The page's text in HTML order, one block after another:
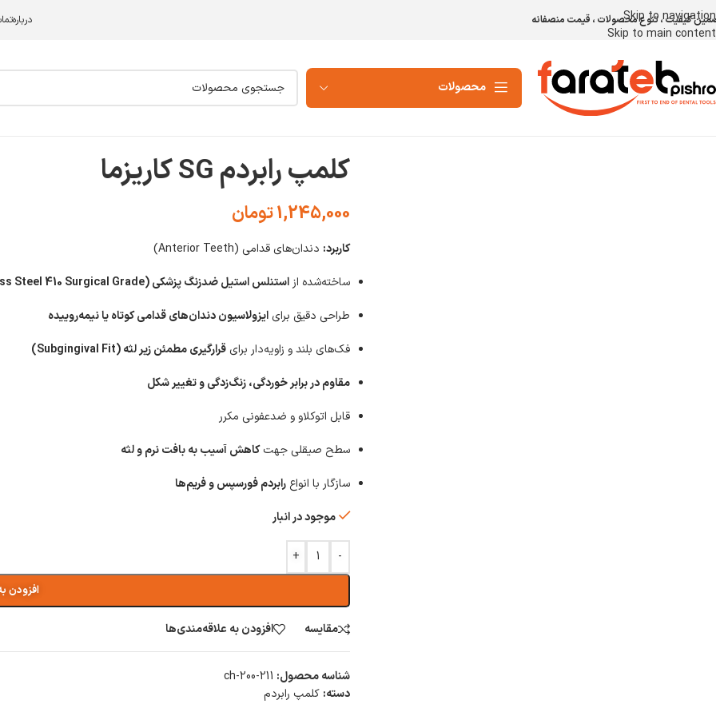
Skip to navigation
Skip to main content
کیفیت ، تنوع محصولات ، قیمت منصفانه درباره
محصولات
برای بزرگنمایی کلیک کنید
کلمپ رابردم SG کاریزما
1,245,000تومان
کاربرد: دندان‌های قدامی (Anterior Teeth)
ساخته‌شده از استنلس استیل ضدزنگ پزشکی (Stainless Steel 410 Surgical Grade)
طراحی دقیق برای ایزولاسیون دندان‌های قدامی کوتاه یا نیمه‌روییده
فک‌های بلند و زاویه‌دار برای قرارگیری مطمئن زیر لثه (Subgingival Fit)
مقاوم در برابر خوردگی، زنگ‌زدگی و تغییر شکل
قابل اتوکلاو و ضدعفونی مکرر
سطح صیقلی جهتکاهش آسیب به بافت نرم و لثه
سازگار با انواع رابردم فورسپس و فریم‌ها
موجود در انبار
-
+
افزودن
مقایسه افزودن به علاقه‌مندی‌ها
شناسه محصول: ch-200-211
دسته: کلمپ رابردم